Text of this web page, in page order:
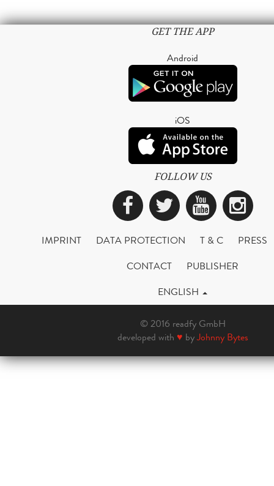
GET THE APP
Android
iOS
FOLLOW US
Facebook
Twitter
IMPRINT DATA PROTECTION T & C
PRESS
CONTACT
PUBLISHER
ENGLISH
© 2016 readfy GmbH
developed with ♥ byJohnny Bytes